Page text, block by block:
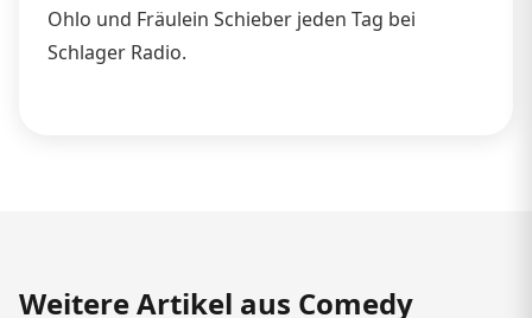
Ohlo und Fräulein Schieber jeden Tag bei
Schlager Radio.
Weitere Artikel aus Comedy